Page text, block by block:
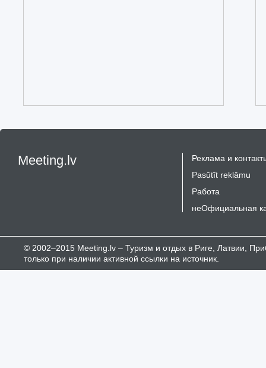
Meeting.lv
Реклама и
Pasūtīt reklāmu
Работа
неОфициальная
© 2002–2015 Meeting.lv – Туризм и отдых в Риге, Латвии,
только при наличии активной ссылки на источник.